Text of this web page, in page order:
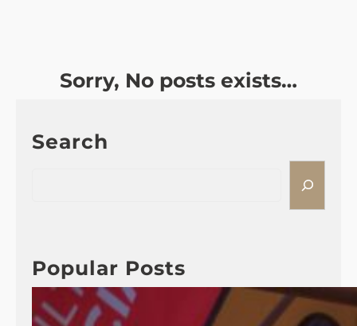
Sorry, No posts exists…
Search
h
Popular Posts